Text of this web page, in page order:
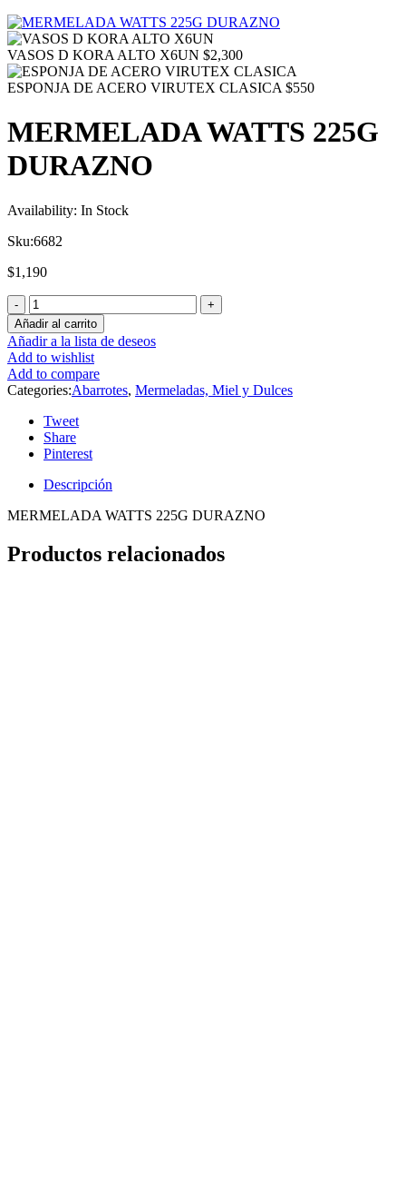
VASOS D KORA ALTO X6UN $2,300
ESPONJA DE ACERO VIRUTEX CLASICA $550
MERMELADA WATTS 225G
DURAZNO
Availability: In Stock
Sku:6682
$1,190
Añadir al carrito
Añadir a la lista de deseos
Add to wishlist
Add to compare
Categories:Abarrotes, Mermeladas, Miel y Dulces
Tweet
Share
Pinterest
Descripción
MERMELADA WATTS 225G DURAZNO
Productos relacionados